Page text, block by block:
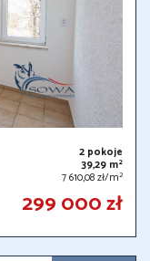
2 pokoje
39,29 m2
7 610,08 zł/m2
299 000 zł